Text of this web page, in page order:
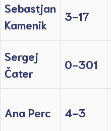
Sebastjan
Kamenik
3-17
Sergej
Čater
0-301
Ana Perc 4-3